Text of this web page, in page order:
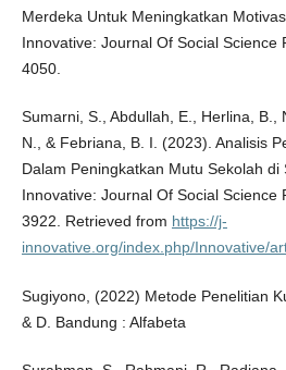
Merdeka Untuk Meningkatkan
Innovative: Journal Of Social Science
4050.
Sumarni, S., Abdullah, E., Herlina, B.,
N., & Febriana, B. I. (2023). Analisis
Dalam Peningkatkan Mutu Sekolah
Innovative: Journal Of Social Science
3922. Retrieved from https://j-
innovative.org/index.php/Innovative/
Sugiyono, (2022) Metode Penelitian
& D. Bandung : Alfabeta